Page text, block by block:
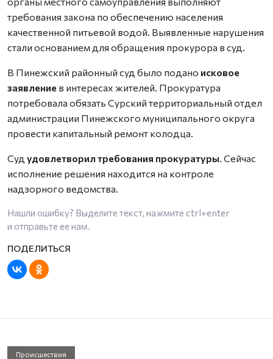
требования закона по обеспечению населения
качественной питьевой водой. Выявленные нарушения
стали основанием для обращения прокурора в суд.
В Пинежский районный суд было подано исковое
заявление в интересах жителей. Прокуратура
потребовала обязать Сурский территориальный отдел
администрации Пинежского муниципального округа
провести капитальный ремонт колодца.
Суд удовлетворил требования прокуратуры. Сейчас
исполнение решения находится на контроле
надзорного ведомства.
Нашли ошибку? Выделите текст, нажмите ctrl+enter
и отправьте ее нам.
Происшествия